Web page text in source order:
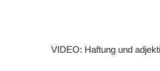
VIDEO: Haftung und